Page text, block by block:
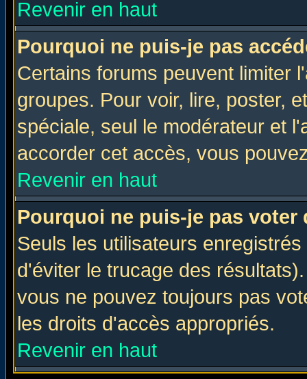
Revenir en haut
Pourquoi ne puis-je pas
Certains forums peuvent limiter
groupes. Pour voir, lire, poster,
spéciale, seul le modérateur et
accorder cet accès, vous
Revenir en haut
Pourquoi ne puis-je pas voter
Seuls les utilisateurs
d'éviter le trucage des
vous ne pouvez toujours pas
les droits d'accès appropriés.
Revenir en haut